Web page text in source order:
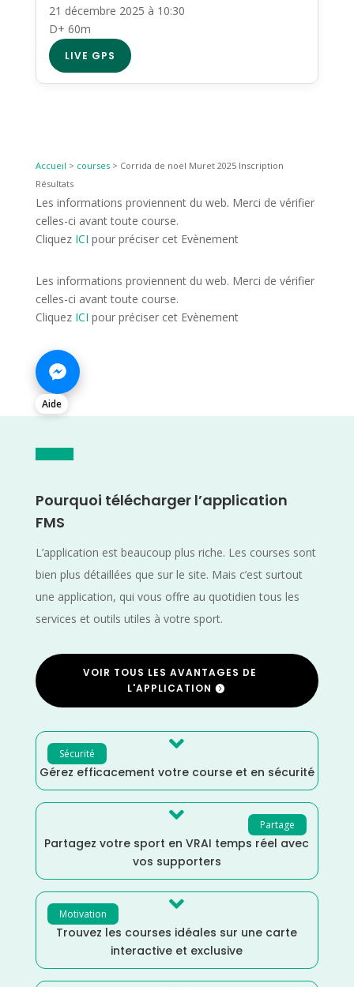
21 décembre 2025 à 10:30
D+ 60m
LIVE GPS
Accueil > courses> Corrida de noël Muret 2025 Inscription
Résultats
Les informations proviennent du web. Merci de vérifier
celles-ci avant toute course.
Cliquez ICI pour préciser cet Evènement
Les informations proviennent du web. Merci de vérifier
celles-ci avant toute course.
Cliquez ICI pour préciser cet Evènement
Aide
Pourquoi télécharger l’application
FMS
L’application est beaucoup plus riche. Les courses sont
bien plus détaillées que sur le site. Mais c’est surtout
une application, qui vous offre au quotidien tous les
services et outils utiles à votre sport.
VOIR TOUS LES AVANTAGES DE
L'APPLICATION
Sécurité 
Gérez efficacement votre course et en sécurité
Partage

Partagez votre sport en VRAI temps réel avec
vos supporters
Motivation 
Trouvez les courses idéales sur une carte
interactive et exclusive